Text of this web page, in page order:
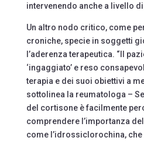
intervenendo anche a livello
Un altro nodo critico, come
croniche, specie in soggetti
l’aderenza terapeutica. “Il
‘ingaggiato’ e reso
terapia e dei suoi obiettivi a
sottolinea la reumatologa –
del cortisone è facilmente
comprendere l’importanza
come l’idrossiclorochina,